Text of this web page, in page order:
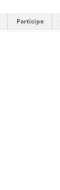
Participe